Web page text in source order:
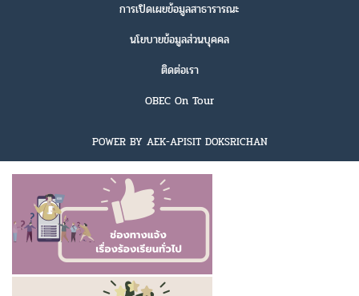
การเปิดเผยข้อมูลสาธารารณะ
นโยบายข้อมูลส่วนบุคคล
ติดต่อเรา
OBEC On Tour
POWER BY AEK-APISIT DOKSRICHAN